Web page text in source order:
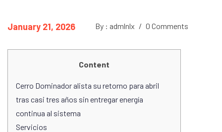
January 21, 2026 By : admlnlx / 0 Comments
Content
Cerro Dominador alista su retorno para abril
tras casi tres años sin entregar energía
continua al sistema
Servicios